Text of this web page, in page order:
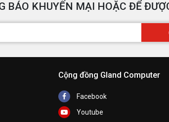
BÁO KHUYẾN MẠI HOẶC ĐỂ
Cộng đồng Gland Computer
Facebook
Youtube